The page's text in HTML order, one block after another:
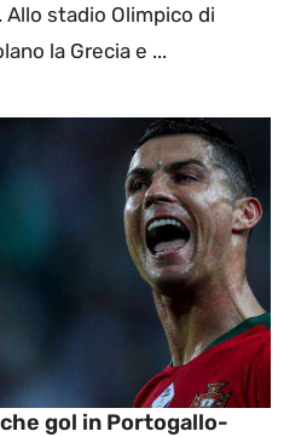
Allo stadio Olimpico di
la Grecia e ...
gol in Portogallo-